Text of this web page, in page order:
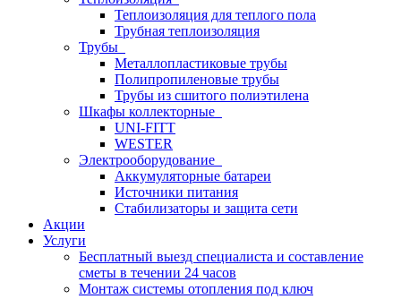
Теплоизоляция для теплого пола
Трубная теплоизоляция
Трубы
Металлопластиковые трубы
Полипропиленовые трубы
Трубы из сшитого полиэтилена
Шкафы коллекторные
UNI-FITT
WESTER
Электрооборудование
Аккумуляторные батареи
Источники питания
Стабилизаторы и защита сети
Акции
Услуги
Бесплатный выезд специалиста и составление
сметы в течении 24 часов
Монтаж системы отопления под ключ